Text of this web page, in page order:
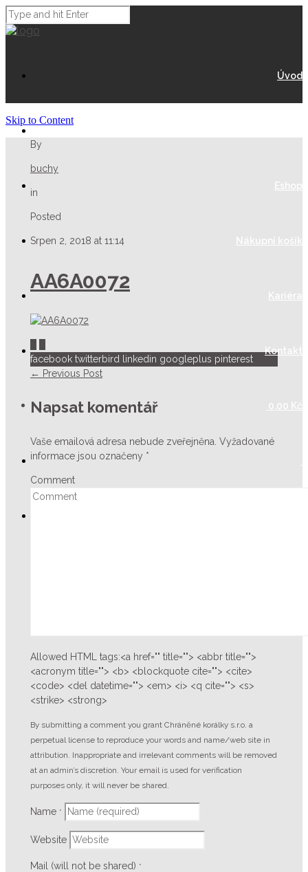
Úvod
Eshop
Nákupní košík
Kariéra
Kontakt
0,00 Kč
Skip to Content
By
buchy
in
Posted
Srpen 2, 2018 at 11:14
AA6A0072
facebook twitterbird linkedin googleplus pinterest
← Previous Post
Napsat komentář
Vaše emailová adresa nebude zveřejněna. Vyžadované
informace jsou označeny *
Comment
Allowed HTML tags:<a href="" title=""> <abbr title="">
<acronym title=""> <b> <blockquote cite=""> <cite>
<code> <del datetime=""> <em> <i> <q cite=""> <s>
<strike> <strong>
By submitting a comment you grant Chráněné korálky s.r.o. a
perpetual license to reproduce your words and name/web site in
attribution. Inappropriate and irrelevant comments will be removed
at an admin’s discretion. Your email is used for verification
purposes only, it will never be shared.
Name *
Website
Mail (will not be shared) *